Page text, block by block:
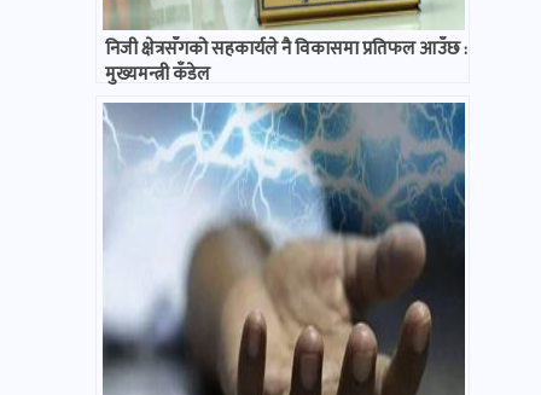
निजी क्षेत्रसँगको सहकार्यले नै विकासमा प्रतिफल आउँछ :
मुख्यमन्त्री कँडेल